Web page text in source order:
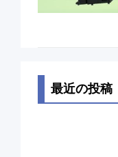
最近の投稿